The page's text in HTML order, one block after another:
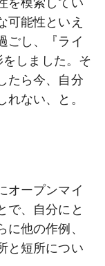
可能性といえ
ごし、『ライ
しました。そ
たら今、自分
ない、と。
オープンマイ
で、自分にと
他の作例、
と短所につい